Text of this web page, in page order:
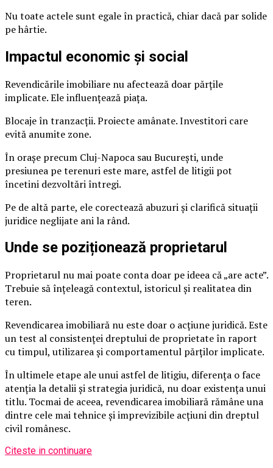
Nu toate actele sunt egale în practică, chiar dacă par solide
pe hârtie.
Impactul economic și social
Revendicările imobiliare nu afectează doar părțile
implicate. Ele influențează piața.
Blocaje în tranzacții. Proiecte amânate. Investitori care
evită anumite zone.
În orașe precum Cluj-Napoca sau București, unde
presiunea pe terenuri este mare, astfel de litigii pot
încetini dezvoltări întregi.
Pe de altă parte, ele corectează abuzuri și clarifică situații
juridice neglijate ani la rând.
Unde se poziționează proprietarul
Proprietarul nu mai poate conta doar pe ideea că „are acte”.
Trebuie să înțeleagă contextul, istoricul și realitatea din
teren.
Revendicarea imobiliară nu este doar o acțiune juridică. Este
un test al consistenței dreptului de proprietate în raport
cu timpul, utilizarea și comportamentul părților implicate.
În ultimele etape ale unui astfel de litigiu, diferența o face
atenția la detalii și strategia juridică, nu doar existența unui
titlu. Tocmai de aceea, revendicarea imobiliară rămâne una
dintre cele mai tehnice și imprevizibile acțiuni din dreptul
civil românesc.
Citeste in continuare